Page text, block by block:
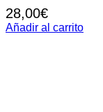
28,00€
Añadir al carrito